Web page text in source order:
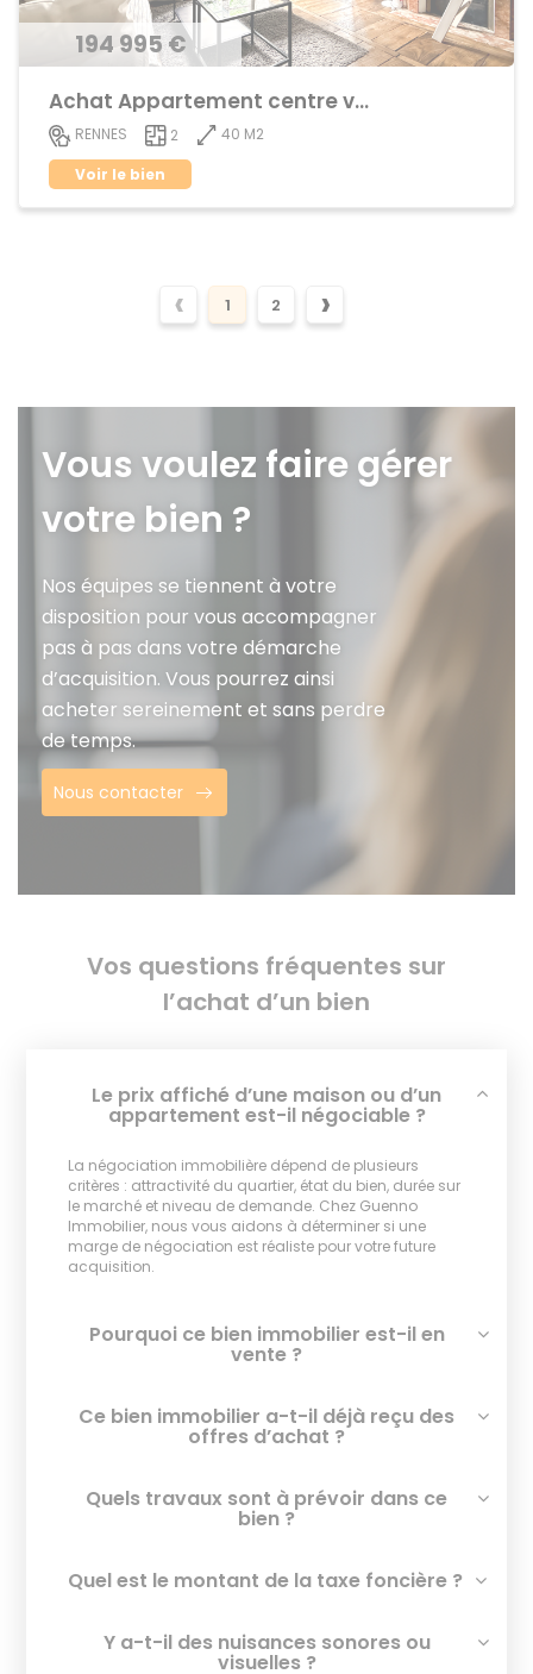
194 995 €
Achat Appartement centre ville
RENNES 2
40 M2
Voir le bien
‹ 1 2 ›
Vous voulez faire gérer
votre bien ?
Nos équipes se tiennent à votre
disposition pour vous accompagner
pas à pas dans votre démarche
d’acquisition. Vous pourrez ainsi
acheter sereinement et sans perdre
de temps.
Nous contacter
Vos questions fréquentes sur
l’achat d’un bien
Le prix affiché d’une maison ou d’un
appartement est-il négociable ?
La négociation immobilière dépend de plusieurs
critères : attractivité du quartier, état du bien, durée sur
le marché et niveau de demande. Chez Guenno
Immobilier, nous vous aidons à déterminer si une
marge de négociation est réaliste pour votre future
acquisition.
Pourquoi ce bien immobilier est-il en
vente ?
Ce bien immobilier a-t-il déjà reçu des
offres d’achat ?
Quels travaux sont à prévoir dans ce
bien ?
Quel est le montant de la taxe foncière ?
Y a-t-il des nuisances sonores ou
visuelles ?